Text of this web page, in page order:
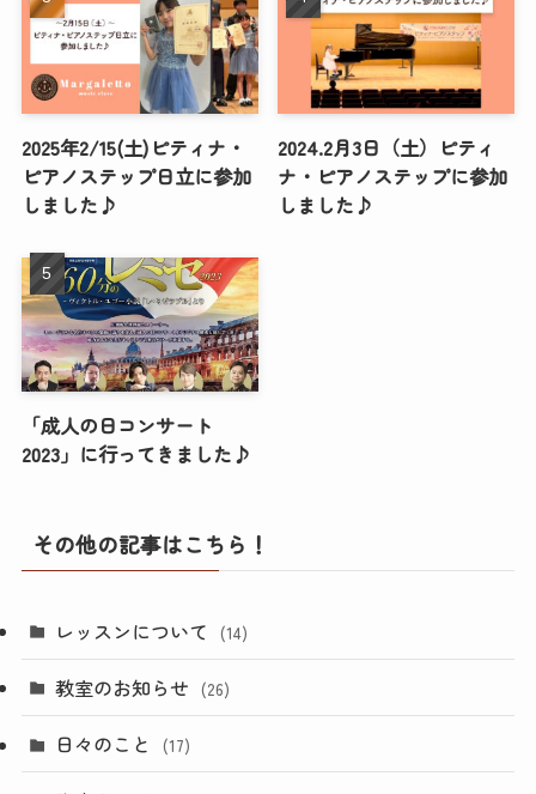
2025年2/15(土)ピティナ・
ピアノステップ日立に参加
しました♪
2024.2月3日（土）ピティ
ナ・ピアノステップに参加
しました♪
「成人の日コンサート
2023」に行ってきました♪
その他の記事はこちら！
レッスンについて (14)
教室のお知らせ (26)
日々のこと (17)